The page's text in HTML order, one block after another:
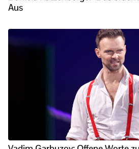
Aus